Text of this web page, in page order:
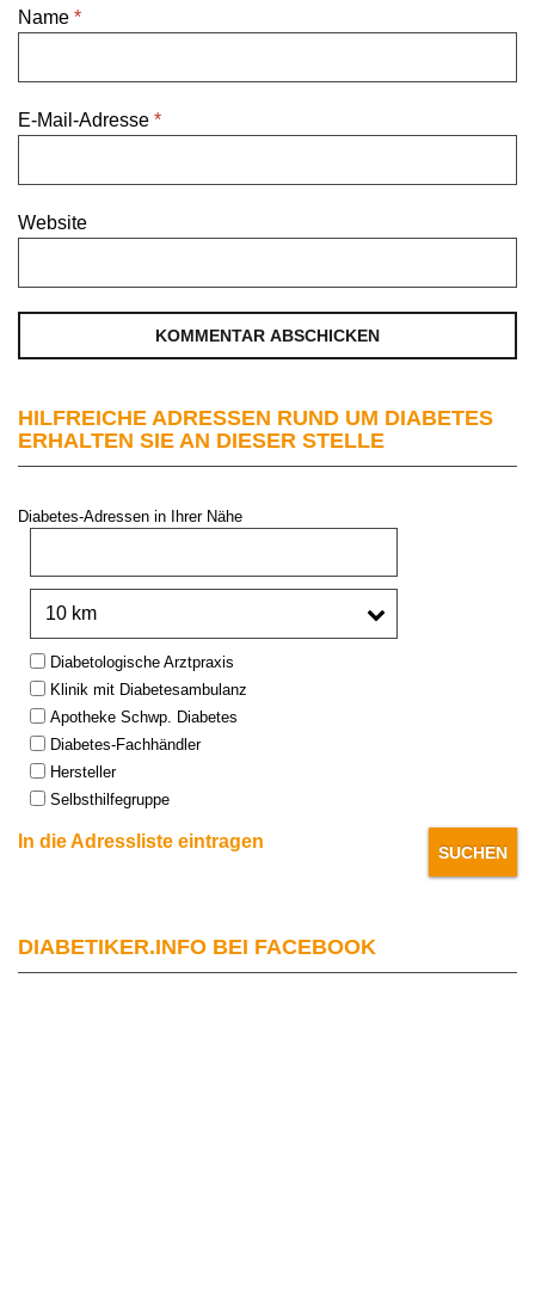
Name *
E-Mail-Adresse *
Website
HILFREICHE ADRESSEN RUND UM DIABETES
ERHALTEN SIE AN DIESER STELLE
Diabetes-Adressen in Ihrer Nähe
Type:Diabetologische Arztpraxis
Klinik mit Diabetesambulanz
Apotheke Schwp. Diabetes
Diabetes-Fachhändler
Hersteller
Selbsthilfegruppe
In die Adressliste eintragen
DIABETIKER.INFO BEI FACEBOOK